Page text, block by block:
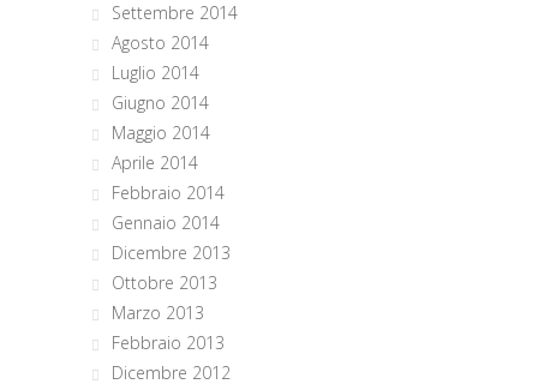
Settembre 2014
Agosto 2014
Luglio 2014
Giugno 2014
Maggio 2014
Aprile 2014
Febbraio 2014
Gennaio 2014
Dicembre 2013
Ottobre 2013
Marzo 2013
Febbraio 2013
Dicembre 2012